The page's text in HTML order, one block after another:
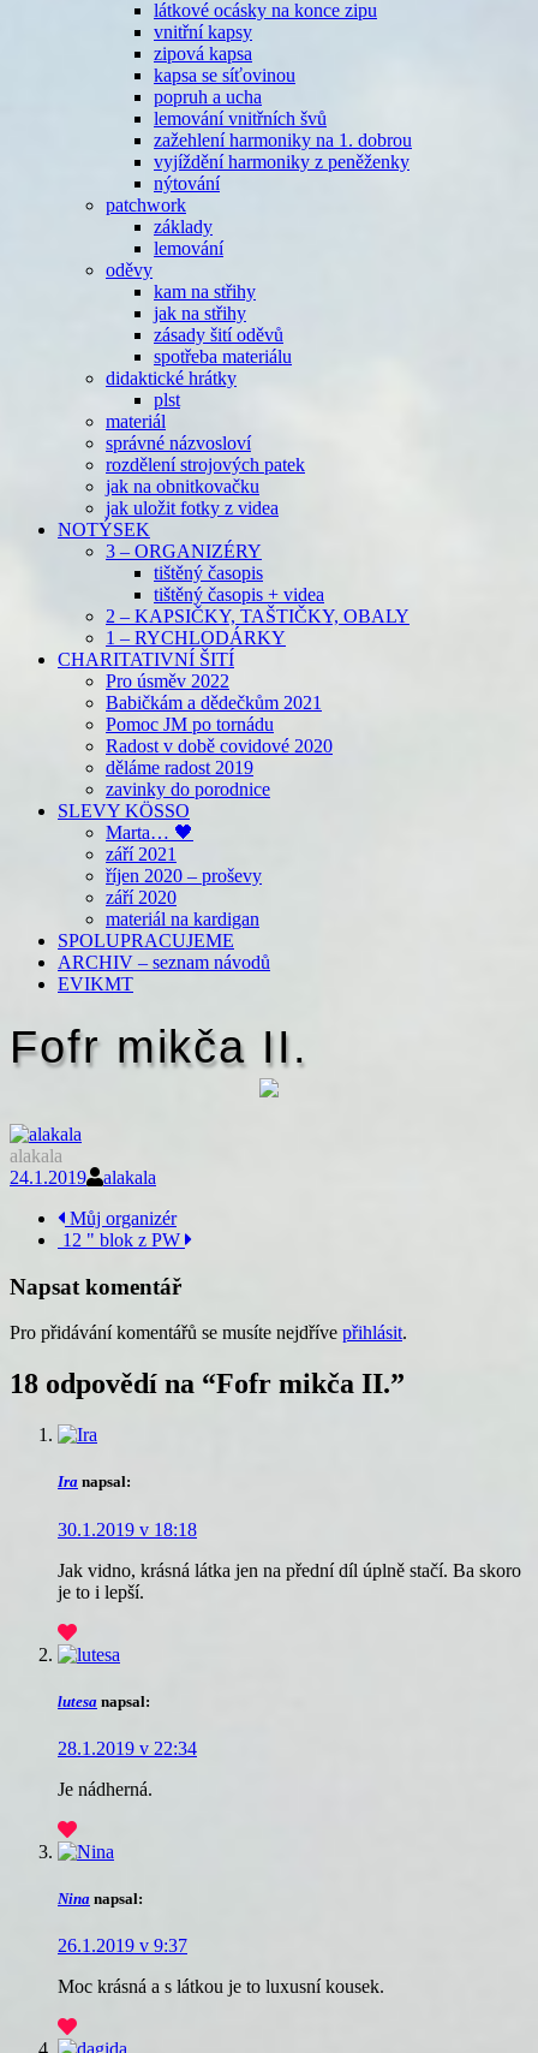
látkové ocásky na konce zipu
vnitřní kapsy
zipová kapsa
kapsa se síťovinou
popruh a ucha
lemování vnitřních švů
zažehlení harmoniky na 1. dobrou
vyjíždění harmoniky z peněženky
nýtování
patchwork
základy
lemování
oděvy
kam na střihy
jak na střihy
zásady šití oděvů
spotřeba materiálu
didaktické hrátky
plst
materiál
správné názvosloví
rozdělení strojových patek
jak na obnitkovačku
jak uložit fotky z videa
NOTÝSEK
3 – ORGANIZÉRY
tištěný časopis
tištěný časopis + videa
2 – KAPSIČKY, TAŠTIČKY, OBALY
1 – RYCHLODÁRKY
CHARITATIVNÍ ŠITÍ
Pro úsměv 2022
Babičkám a dědečkům 2021
Pomoc JM po tornádu
Radost v době covidové 2020
děláme radost 2019
zavinky do porodnice
SLEVY KÖSSO
Marta… 🖤
září 2021
říjen 2020 – proševy
září 2020
materiál na kardigan
SPOLUPRACUJEME
ARCHIV – seznam návodů
EVIKMT
Fofr mikča II.
alakala
24.1.2019
alakala
Navigace
příspěvku
Můj organizér
12 " blok z PW
Napsat komentář
Pro přidávání komentářů se musíte nejdříve přihlásit.
18 odpovědí na “Fofr mikča II.”
Ira napsal:
30.1.2019 v 18:18
Jak vidno, krásná látka jen na přední díl úplně stačí. Ba skoro
je to i lepší.
lutesa napsal:
28.1.2019 v 22:34
Je nádherná.
Nina napsal:
26.1.2019 v 9:37
Moc krásná a s látkou je to luxusní kousek.